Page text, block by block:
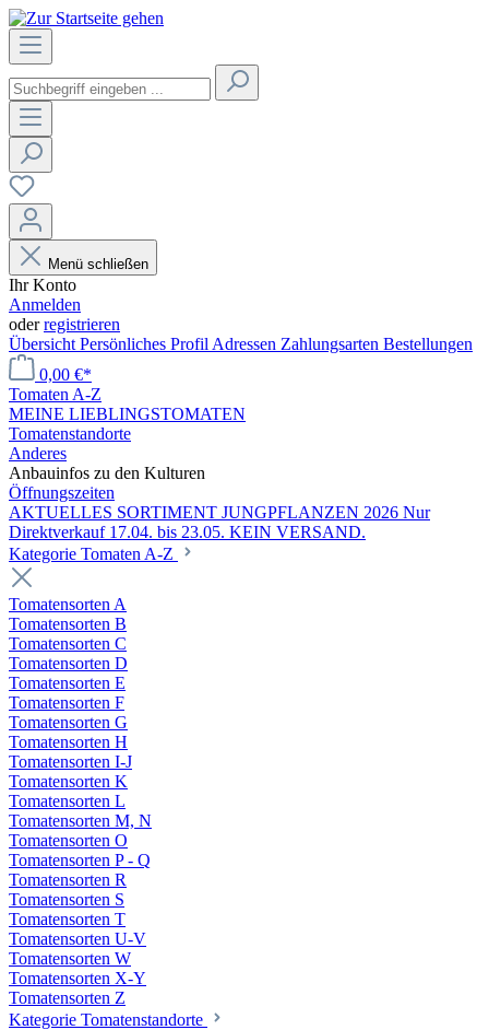
Menü schließen
Ihr Konto
Anmelden
oderregistrieren
Übersicht Persönliches Profil Adressen Zahlungsarten Bestellungen
0,00 €*
Tomaten A-Z
MEINE LIEBLINGSTOMATEN
Tomatenstandorte
Anderes
Anbauinfos zu den Kulturen
Öffnungszeiten
AKTUELLES SORTIMENT JUNGPFLANZEN 2026 Nur
Direktverkauf 17.04. bis 23.05. KEIN VERSAND.
Kategorie Tomaten A-Z
Tomatensorten A
Tomatensorten B
Tomatensorten C
Tomatensorten D
Tomatensorten E
Tomatensorten F
Tomatensorten G
Tomatensorten H
Tomatensorten I-J
Tomatensorten K
Tomatensorten L
Tomatensorten M, N
Tomatensorten O
Tomatensorten P - Q
Tomatensorten R
Tomatensorten S
Tomatensorten T
Tomatensorten U-V
Tomatensorten W
Tomatensorten X-Y
Tomatensorten Z
Kategorie Tomatenstandorte